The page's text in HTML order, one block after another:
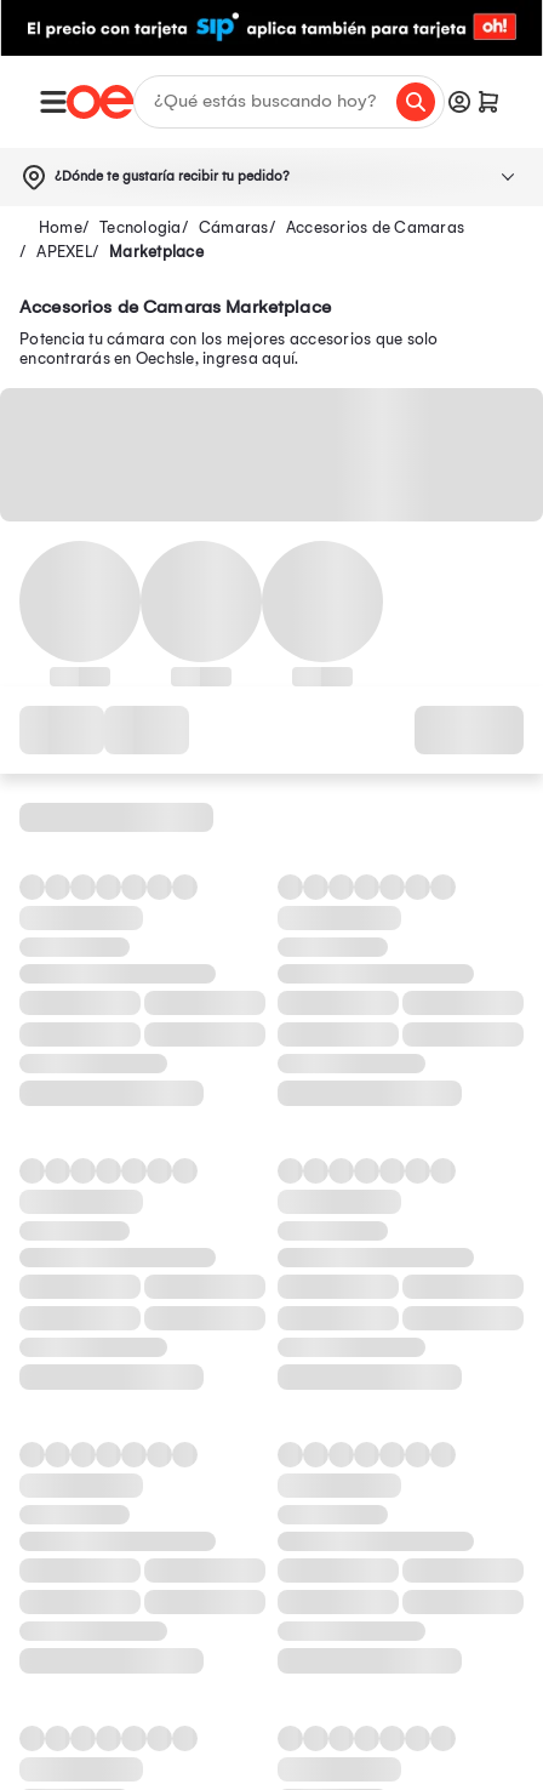
¿Dónde te gustaría recibir tu pedido?
Tecnologia Cámaras
Accesorios de Camaras
APEXEL
Marketplace
Accesorios de Camaras Marketplace
Potencia tu cámara con los mejores accesorios que solo
encontrarás en Oechsle, ingresa aquí.